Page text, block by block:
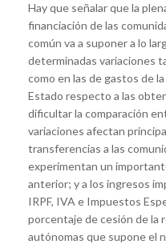
Hay que señalar que la
financiación de las
común va a suponer a lo
determinadas variaciones
como en las de gastos de
Estado respecto a las
dificultar la comparación
variaciones afectan
transferencias a las
experimentan un
anterior; y a los ingresos
IRPF, IVA e Impuestos
porcentaje de cesión de la
autónomas que supone el